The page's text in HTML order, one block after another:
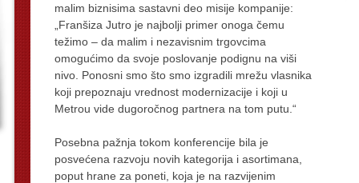
malim biznisima sastavni deo misije kompanije:
„Franšiza Jutro je najbolji primer onoga čemu
težimo – da malim i nezavisnim trgovcima
omogućimo da svoje poslovanje podignu na viši
nivo. Ponosni smo što smo izgradili mrežu vlasnika
koji prepoznaju vrednost modernizacije i koji u
Metrou vide dugoročnog partnera na tom putu.“
Posebna pažnja tokom konferencije bila je
posvećena razvoju novih kategorija i asortimana,
poput hrane za poneti, koja je na razvijenim